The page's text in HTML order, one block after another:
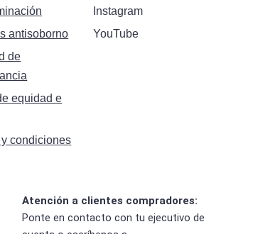
antisoborno
de
equidad e
condiciones
Instagram
YouTube
Atención a clientes compradores:
Ponte en contacto con tu ejecutivo de